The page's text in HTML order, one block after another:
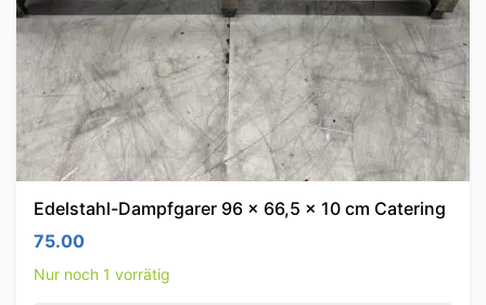
Edelstahl-Dampfgarer 96 x 66,5 x 10 cm Catering
75.00
Nur noch 1 vorrätig